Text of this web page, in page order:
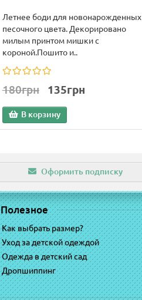
Летнее боди для новонарожденных
песочного цвета. Декорировано
милым принтом мишки с
короной.Пошито и..
180грн 135грн
В корзину
Оформить подписку
Полезное
Как выбрать размер?
Уход за детской одеждой
Одежда в детский сад
Дропшиппинг